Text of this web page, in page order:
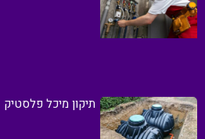
תיקון מיכל פלסטיק